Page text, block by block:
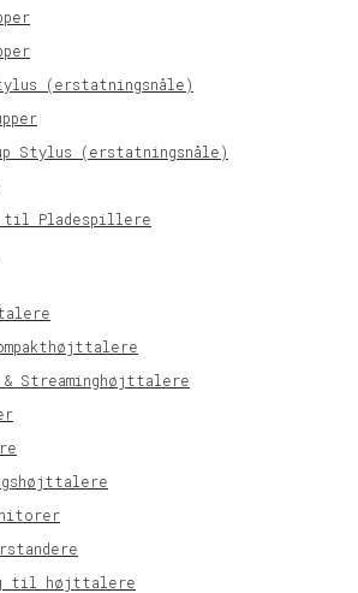
(erstatningsnåle)
Stylus (erstatningsnåle)
til Pladespillere
& Streaminghøjttalere
til højttalere